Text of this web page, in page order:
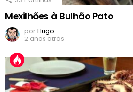
Mexilhões à Bulhão Pato
porHugo
2 anos atrás